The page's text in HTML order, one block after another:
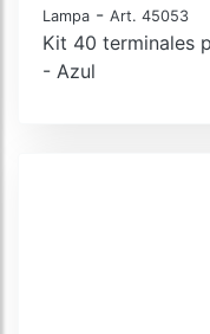
Lampa - Art. 45053
Kit 40 terminales
- Azul